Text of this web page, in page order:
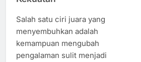
Salah satu ciri juara yang
menyembuhkan adalah
kemampuan mengubah
pengalaman sulit menjadi